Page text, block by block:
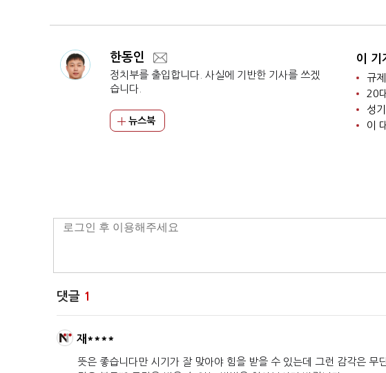
한동인
정치부를 출입합니다. 사실에 기반한 기사를 쓰겠
습니다.
뉴스북
이 기
규
20
성
이
댓글 1
재****
뜻은 좋습니다만 시기가 잘 맞아야 힘을 받을 수 있는데 그런 감각은 무